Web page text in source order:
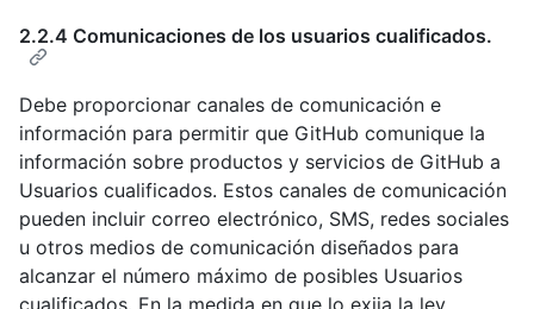
2.2.4 Comunicaciones de los usuarios cualificados.
Debe proporcionar canales de comunicación e
información para permitir que GitHub comunique la
información sobre productos y servicios de GitHub a
Usuarios cualificados. Estos canales de comunicación
pueden incluir correo electrónico, SMS, redes sociales
u otros medios de comunicación diseñados para
alcanzar el número máximo de posibles Usuarios
cualificados. En la medida en que lo exija la ley